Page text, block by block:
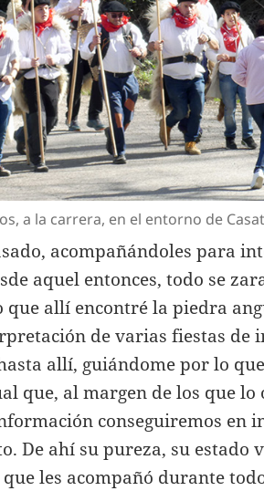
a la carrera, en el entorno de
acompañándoles para
aquel entonces, todo se
allí encontré la piedra
de varias fiestas de
allí, guiándome por lo
que, al margen de los que lo
conseguiremos en
De ahí su pureza, su estado
les acompañó durante